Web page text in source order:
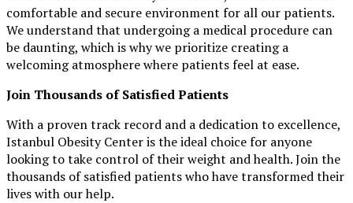
comfortable and secure environment for all our patients.
We understand that undergoing a medical procedure can
be daunting, which is why we prioritize creating a
welcoming atmosphere where patients feel at ease.
Join Thousands of Satisfied Patients
With a proven track record and a dedication to excellence,
Istanbul Obesity Center is the ideal choice for anyone
looking to take control of their weight and health. Join the
thousands of satisfied patients who have transformed their
lives with our help.